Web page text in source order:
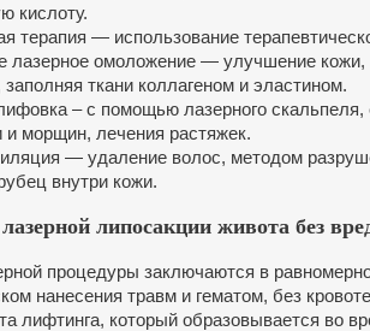
кислоту.
терапия — использование
лазерное омоложение — улучшение кожи,
ткани коллагеном и эластином.
– с помощью лазерного
и морщин, лечения растяжек.
— удаление волос, методом
внутри кожи.
липосакции живота без
процедуры заключаются в
нанесения травм и гематом, без
лифтинга, который образовывается